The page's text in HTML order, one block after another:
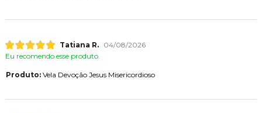
Tatiana R.
04/08/2026
Eu recomendo esse produto.
Produto:Vela Devoção Jesus Misericordioso